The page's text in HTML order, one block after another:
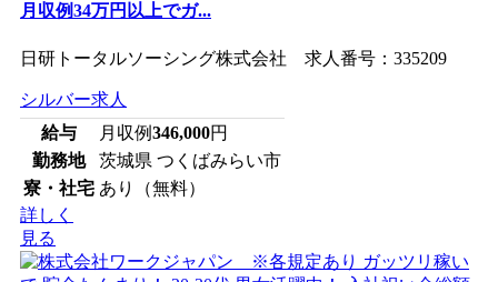
月収例34万円以上でガ...
日研トータルソーシング株式会社 求人番号：335209
シルバー求人
給与
月収例346,000円
勤務地
茨城県 つくばみらい市
寮・社宅 あり（無料）
詳しく
見る